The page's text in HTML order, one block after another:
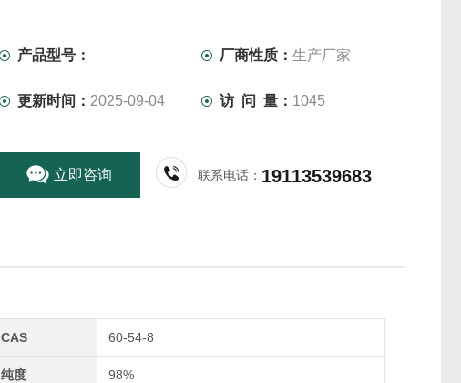
产品型号： 厂商性质：生产厂家
更新时间： 2025-09-04 访 问 量： 1045
立即咨询 联系电话： 19113539683
CAS 60-54-8
纯度 98%